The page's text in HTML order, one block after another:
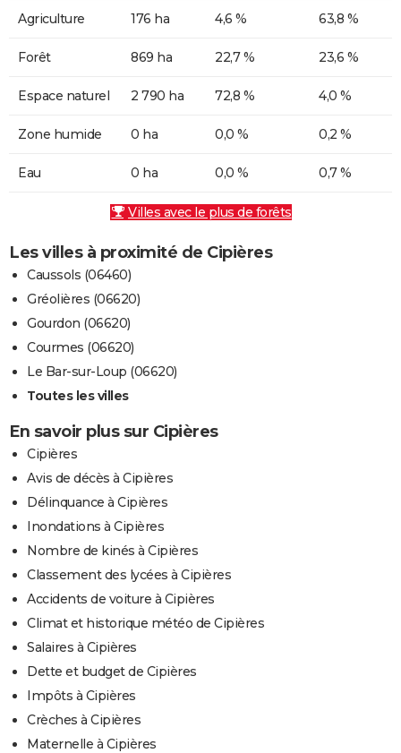
Agriculture 176 ha 4,6 % 63,8 %
Forêt 869 ha 22,7 % 23,6 %
Espace naturel 2 790 ha 72,8 % 4,0 %
Zone humide 0 ha 0,0 % 0,2 %
Eau 0 ha 0,0 % 0,7 %
Villes avec le plus de forêts
Les villes à proximité de Cipières
Caussols (06460)
Gréolières (06620)
Gourdon (06620)
Courmes (06620)
Le Bar-sur-Loup (06620)
Toutes les villes
En savoir plus sur Cipières
Cipières
Avis de décès à Cipières
Délinquance à Cipières
Inondations à Cipières
Nombre de kinés à Cipières
Classement des lycées à Cipières
Accidents de voiture à Cipières
Climat et historique météo de Cipières
Salaires à Cipières
Dette et budget de Cipières
Impôts à Cipières
Crèches à Cipières
Maternelle à Cipières